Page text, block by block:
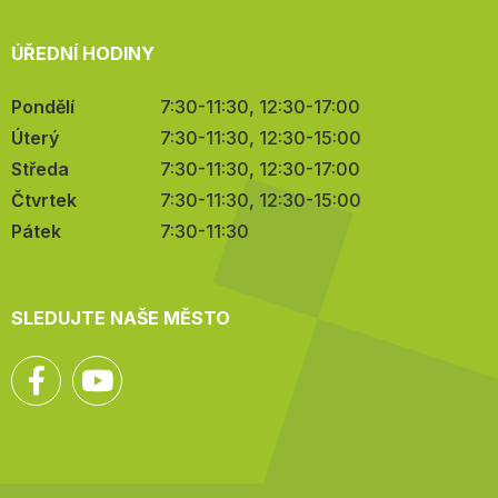
ÚŘEDNÍ HODINY
Pondělí
7:30-11:30, 12:30-17:00
Úterý
7:30-11:30, 12:30-15:00
Středa
7:30-11:30, 12:30-17:00
Čtvrtek
7:30-11:30, 12:30-15:00
Pátek
7:30-11:30
SLEDUJTE NAŠE MĚSTO
Facebook